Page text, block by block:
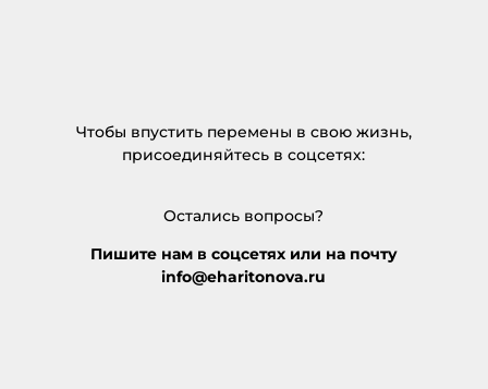
Чтобы впустить перемены в свою жизнь,
присоединяйтесь в соцсетях:
Остались вопросы?
Пишите нам в соцсетях или на почту
info@eharitonova.ru